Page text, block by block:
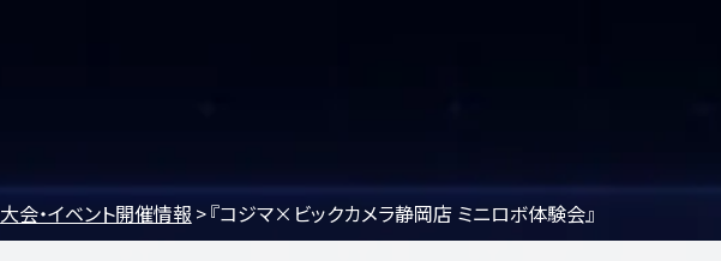
大会・イベント開催情報 『コジマ×ビックカメラ静岡店 ミニロボ体験会』